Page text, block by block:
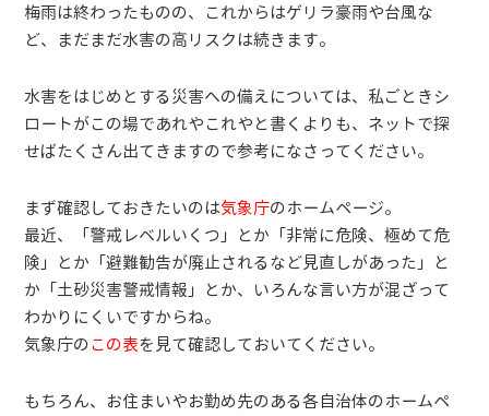
梅雨は終わったものの、これからはゲリラ豪雨や台風な
ど、まだまだ水害の高リスクは続きます。
水害をはじめとする災害への備えについては、私ごときシ
ロートがこの場であれやこれやと書くよりも、ネットで探
せばたくさん出てきますので参考になさってください。
まず確認しておきたいのは気象庁のホームページ。
最近、「警戒レベルいくつ」とか「非常に危険、極めて危
険」とか「避難勧告が廃止されるなど見直しがあった」と
か「土砂災害警戒情報」とか、いろんな言い方が混ざって
わかりにくいですからね。
気象庁のこの表を見て確認しておいてください。
もちろん、お住まいやお勤め先のある各自治体のホームペ